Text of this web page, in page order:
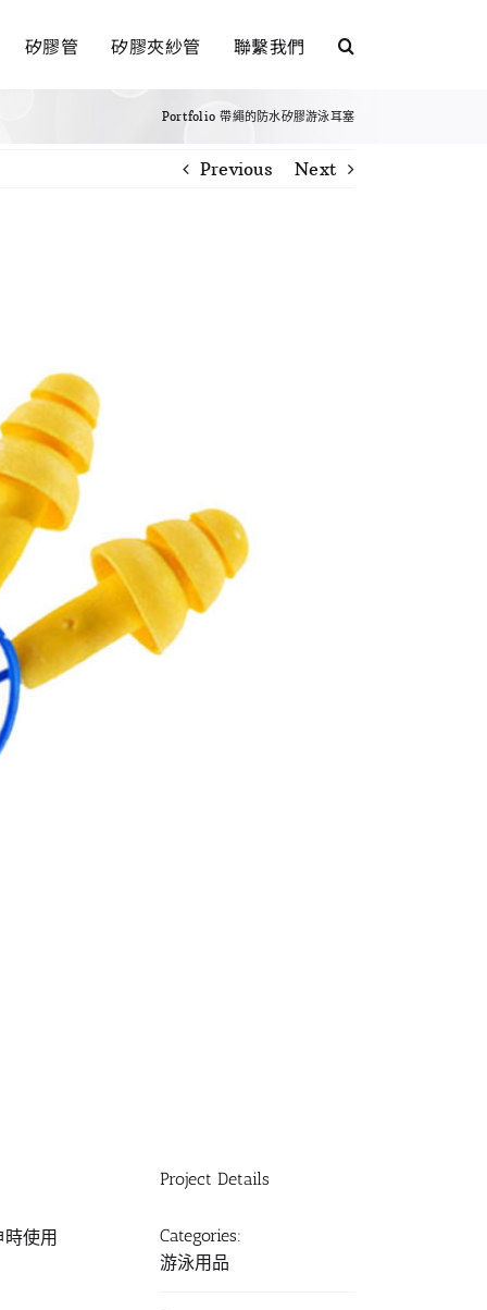
矽膠管 矽膠夾紗管 聯繫我們
Portfolio 帶繩的防水矽膠游泳耳塞
Previous Next
使用
Project Details
Categories:
游泳用品